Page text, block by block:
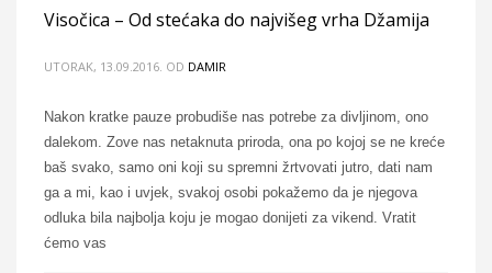
Visočica – Od stećaka do najvišeg vrha Džamija
UTORAK, 13.09.2016. OD DAMIR
Nakon kratke pauze probudiše nas potrebe za divljinom, ono
dalekom. Zove nas netaknuta priroda, ona po kojoj se ne kreće
baš svako, samo oni koji su spremni žrtvovati jutro, dati nam
ga a mi, kao i uvjek, svakoj osobi pokažemo da je njegova
odluka bila najbolja koju je mogao donijeti za vikend. Vratit
ćemo vas